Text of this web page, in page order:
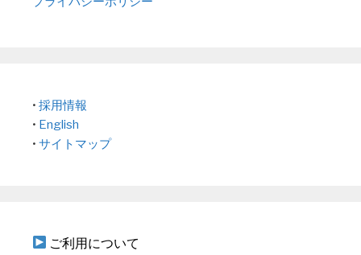
• 採用情報
• English
• サイトマップ
ご利用について